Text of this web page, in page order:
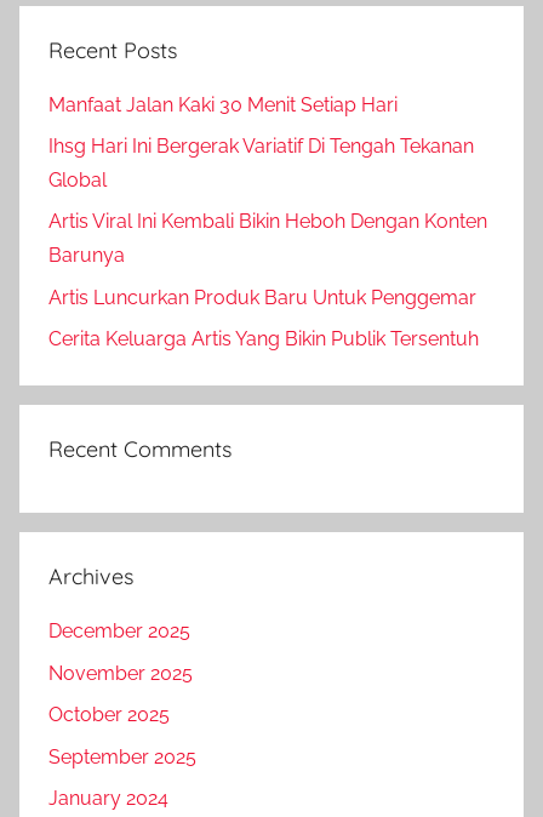
Recent Posts
Manfaat Jalan Kaki 30 Menit Setiap Hari
Ihsg Hari Ini Bergerak Variatif Di Tengah Tekanan
Global
Artis Viral Ini Kembali Bikin Heboh Dengan Konten
Barunya
Artis Luncurkan Produk Baru Untuk Penggemar
Cerita Keluarga Artis Yang Bikin Publik Tersentuh
Recent Comments
Archives
December 2025
November 2025
October 2025
September 2025
January 2024